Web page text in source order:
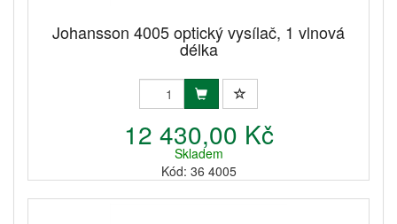
Johansson 4005 optický vysílač, 1 vlnová
délka
12 430,00 Kč
Skladem
Kód: 36 4005